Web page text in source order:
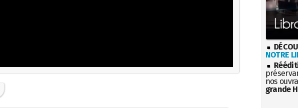
NOTRE
nos
grande